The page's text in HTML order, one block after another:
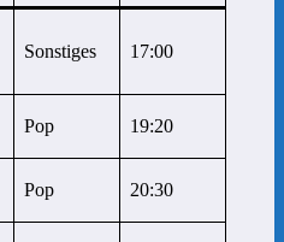
Sonstiges 17:00
Pop 19:20
Pop 20:30